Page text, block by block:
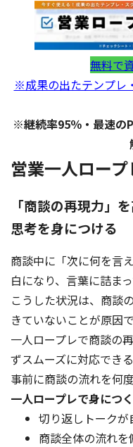
無料で
※成果の出たテンプレ
※継続率95％・最速の
営業一人ロー
「商談の再現力」
思考を身につける
商談中に「次に何を言
白になり、言葉に詰ま
こうした状況は、商談
きていないことが原因で
一人ロープレで商談の
ずスムーズに対応でき
事前に商談の流れを何
一人ロープレで身につ
切り返しトーク
商談全体の流れ